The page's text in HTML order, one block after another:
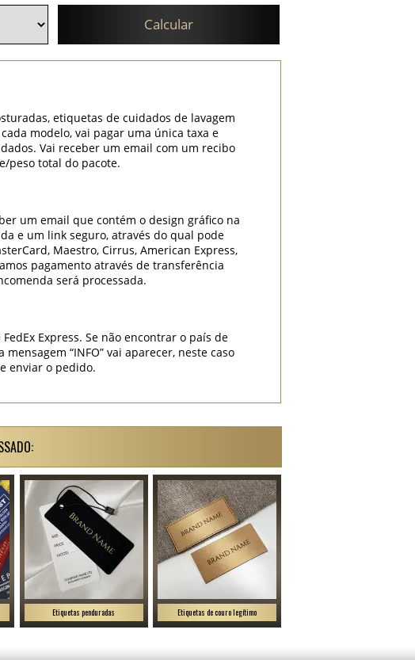
Calcular
etiquetas de cuidados de lavagem
modelo, vai pagar uma única taxa e
Vai receber um email com um recibo
peso total do pacote.
um email que contém o design gráfico na
e um link seguro, através do qual pode
Maestro, Cirrus, American Express,
pagamento através de transferência
será processada.
Express. Se não encontrar o país de
mensagem “INFO” vai aparecer, neste caso
enviar o pedido.
Etiquetas penduradas Etiquetas de couro legítimo